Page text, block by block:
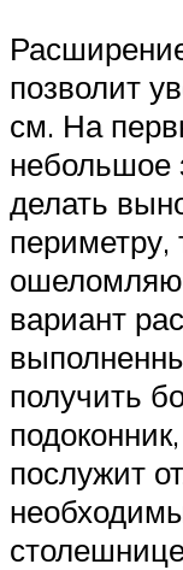
позволит
см. На
небольшое
делать
периметру,
вариант
получить
послужит